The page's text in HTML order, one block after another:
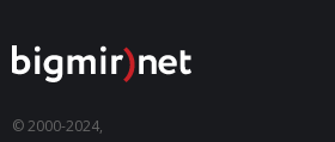
© 2000-2024,